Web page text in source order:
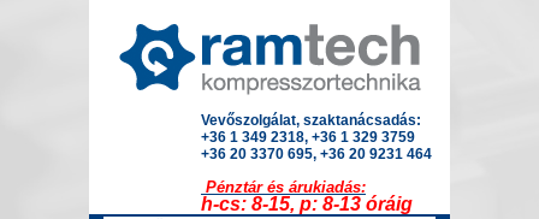
Vevőszolgálat, szaktanácsadás:
+36 1 349 2318, +36 1 329 3759
+36 20 3370 695, +36 20 9231 464
Pénztár és árukiadás:
h-cs: 8-15, p: 8-13 óráig